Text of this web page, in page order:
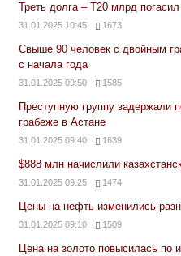
Треть долга – Т20 млрд
31.01.2025 10:45 1673
Свыше 90 человек с двойным
с начала года
31.01.2025 09:50 1585
Преступную группу задержали
грабеже в Астане
31.01.2025 09:40 1639
$888 млн начислили
31.01.2025 09:25 1474
Цены на нефть изменились
31.01.2025 09:10 1509
Цена на золото повысилась по